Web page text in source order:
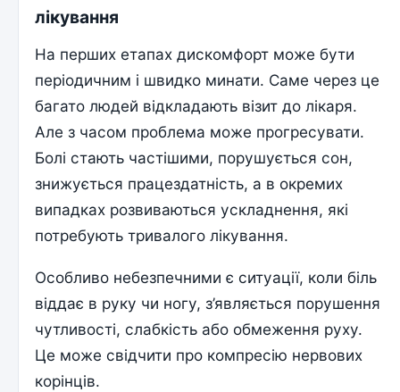
лікування
На перших етапах дискомфорт може бути
періодичним і швидко минати. Саме через це
багато людей відкладають візит до лікаря.
Але з часом проблема може прогресувати.
Болі стають частішими, порушується сон,
знижується працездатність, а в окремих
випадках розвиваються ускладнення, які
потребують тривалого лікування.
Особливо небезпечними є ситуації, коли біль
віддає в руку чи ногу, з’являється порушення
чутливості, слабкість або обмеження руху.
Це може свідчити про компресію нервових
корінців.